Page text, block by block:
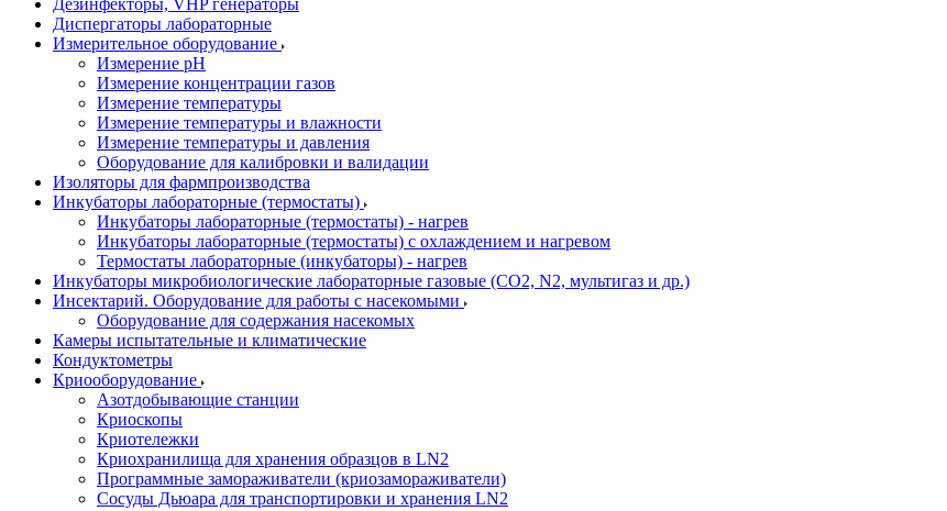
Дезинфекторы, VHP генераторы
Диспергаторы лабораторные
Измерительное оборудование
Измерение pH
Измерение концентрации газов
Измерение температуры
Измерение температуры и влажности
Измерение температуры и давления
Оборудование для калибровки и валидации
Изоляторы для фармпроизводства
Инкубаторы лабораторные (термостаты)
Инкубаторы лабораторные (термостаты) - нагрев
Инкубаторы лабораторные (термостаты) с охлаждением и нагревом
Термостаты лабораторные (инкубаторы) - нагрев
Инкубаторы микробиологические лабораторные газовые (CO2, N2, мультигаз и др.)
Инсектарий. Оборудование для работы с насекомыми
Оборудование для содержания насекомых
Камеры испытательные и климатические
Кондуктометры
Криооборудование
Азотдобывающие станции
Криоскопы
Криотележки
Криохранилища для хранения образцов в LN2
Программные замораживатели (криозамораживатели)
Сосуды Дьюара для транспортировки и хранения LN2